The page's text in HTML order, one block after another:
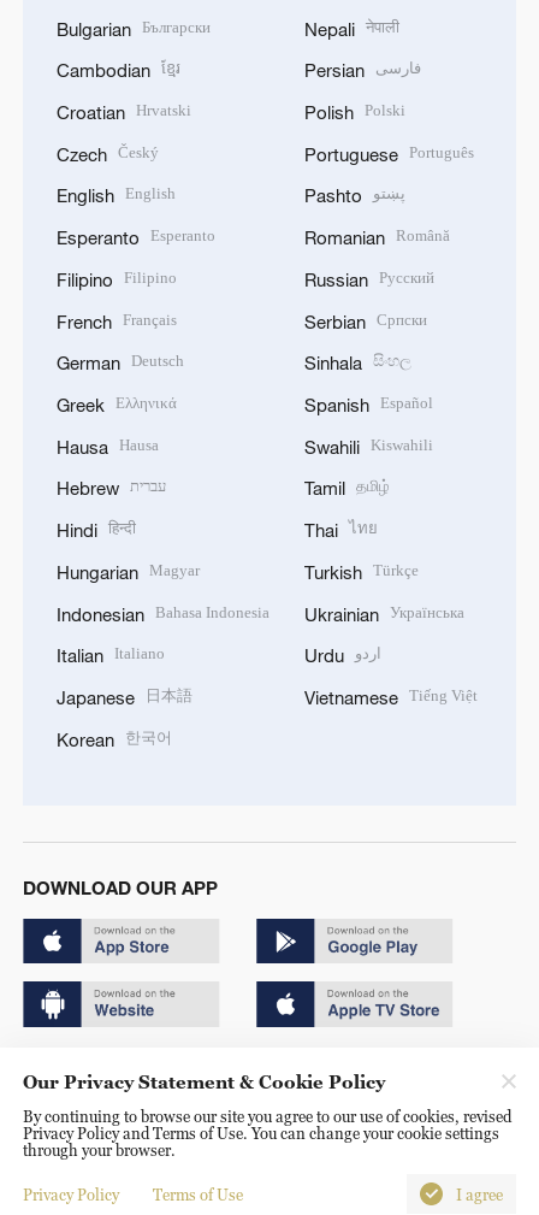
Bulgarian Български
Cambodian ខ្មែរ
Croatian Hrvatski
Czech Český
English English
Esperanto Esperanto
Filipino Filipino
French Français
German Deutsch
Greek Ελληνικά
Hausa Hausa
Hebrew עברית
Hindi हिन्दी
Hungarian Magyar
Indonesian Bahasa Indonesia
Italian Italiano
Japanese 日本語
Korean 한국어
Nepali नेपाली
Persian فارسی
Polish Polski
Portuguese Português
Pashto پښتو
Romanian Română
Russian Русский
Serbian Српски
Sinhala සිංහල
Spanish Español
Swahili Kiswahili
Tamil தமிழ்
Thai ไทย
Turkish Türkçe
Ukrainian Українська
Urdu اردو
Vietnamese Tiếng Việt
DOWNLOAD OUR APP
京ICP备20000184号
京公网安备 11010502050052号
Disinformation report hotline: 010-85061466
Our Privacy Statement & Cookie Policy
By continuing to browse our site you agree to our use of cookies, revised
Privacy Policy and Terms of Use. You can change your cookie settings
through your browser.
Privacy Policy Terms of Use I agree